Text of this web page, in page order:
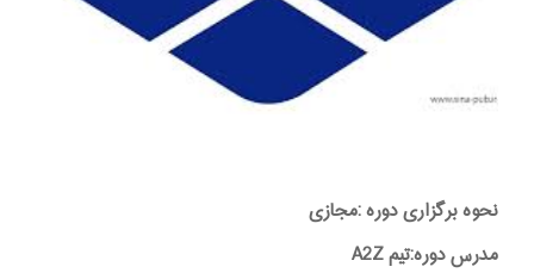
نحوه برگزاری دوره :مجازی
مدرس دوره:تیم A2Z